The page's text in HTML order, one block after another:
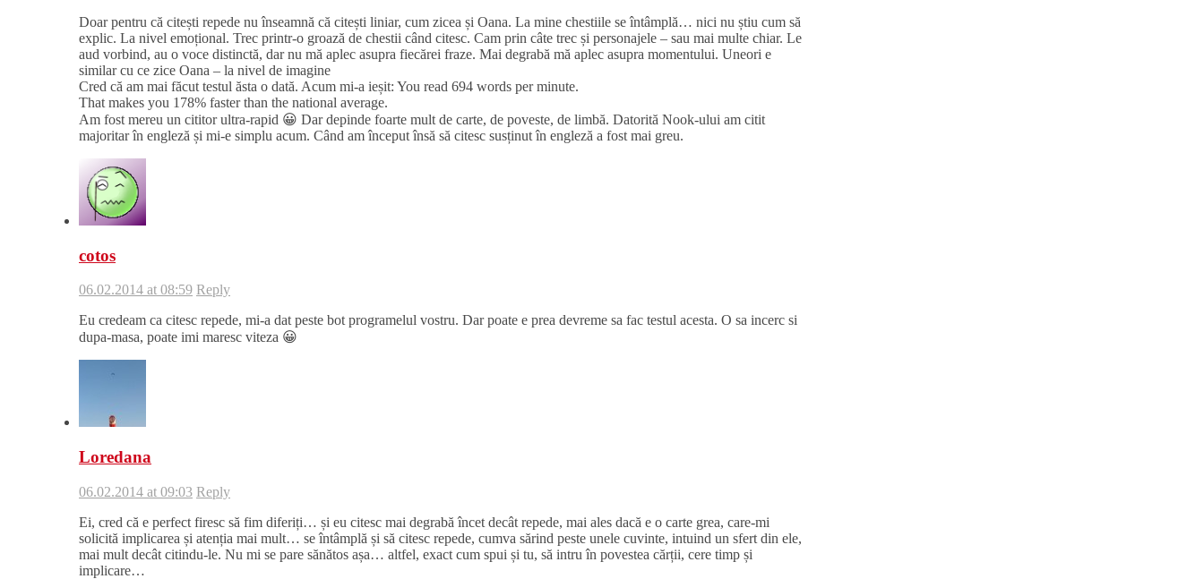
Doar pentru că citești repede nu înseamnă că citești liniar, cum zicea și Oana. La mine chestiile se întâmplă… nici nu știu cum să
explic. La nivel emoțional. Trec printr-o groază de chestii când citesc. Cam prin câte trec și personajele – sau mai multe chiar. Le
aud vorbind, au o voce distinctă, dar nu mă aplec asupra fiecărei fraze. Mai degrabă mă aplec asupra momentului. Uneori e
similar cu ce zice Oana – la nivel de imagine
Cred că am mai făcut testul ăsta o dată. Acum mi-a ieșit: You read 694 words per minute.
That makes you 178% faster than the national average.
Am fost mereu un cititor ultra-rapid 😀 Dar depinde foarte mult de carte, de poveste, de limbă. Datorită Nook-ului am citit
majoritar în engleză și mi-e simplu acum. Când am început însă să citesc susținut în engleză a fost mai greu.
cotos
06.02.2014 at 08:59 Reply
Eu credeam ca citesc repede, mi-a dat peste bot programelul vostru. Dar poate e prea devreme sa fac testul acesta. O sa incerc si
dupa-masa, poate imi maresc viteza 😀
Loredana
06.02.2014 at 09:03 Reply
Ei, cred că e perfect firesc să fim diferiți… și eu citesc mai degrabă încet decât repede, mai ales dacă e o carte grea, care-mi
solicită implicarea și atenția mai mult… se întâmplă și să citesc repede, cumva sărind peste unele cuvinte, intuind un sfert din ele,
mai mult decât citindu-le. Nu mi se pare sănătos așa… altfel, exact cum spui și tu, să intru în povestea cărții, cere timp și
implicare…